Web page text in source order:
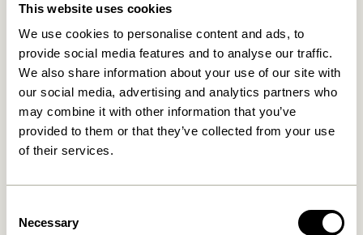
This website uses cookies
We use cookies to personalise content and ads, to
provide social media features and to analyse our traffic.
We also share information about your use of our site with
our social media, advertising and analytics partners who
may combine it with other information that you’ve
provided to them or that they’ve collected from your use
of their services.
Selection
Necessary